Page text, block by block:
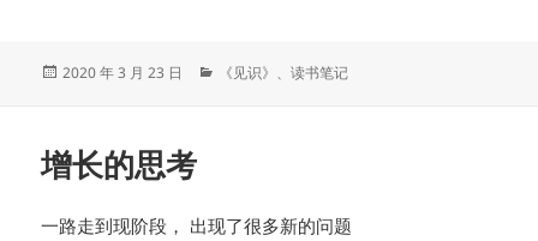
发
2020 年 3 月 23 日
分《见识》 、读书笔记
增长的思考
一路走到现阶段， 出现了很多新的问题